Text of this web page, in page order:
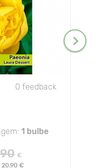
0 feedback
1 bulbe
€
20.90 €